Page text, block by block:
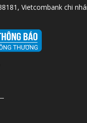
Vietcombank chi